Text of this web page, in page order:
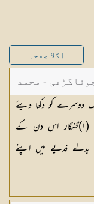
اگلا صفحہ
- محمد
دوسرے کو دکھا دیئے
(١)گنہگار اس دن کے
فدیے میں اپنے